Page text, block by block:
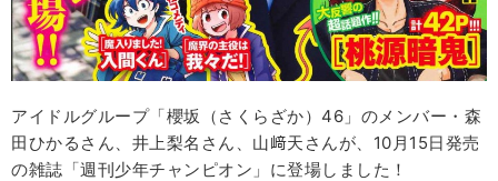
アイドルグループ「櫻坂（さくらざか）46」のメンバー・森
田ひかるさん、井上梨名さん、山﨑天さんが、10月15日発売
の雑誌「週刊少年チャンピオン」に登場しました！